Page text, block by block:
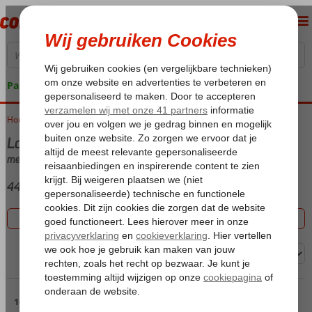
Pakketgarantie
Home Vakantie reizen
Last minute Griekenland
met Aparthotel
44 aanbiedingen
Filter 44 aanbiedingen
Sorteren op:
16 t/m 30 van de 44 accommodaties